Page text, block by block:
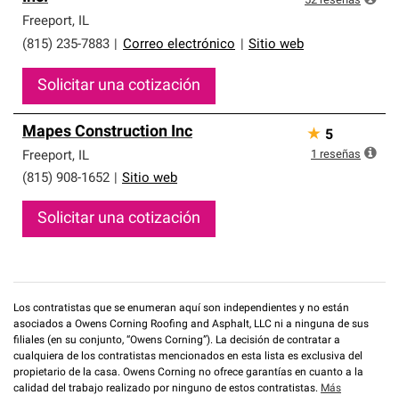
de profesionalismo y confiabilidad.
Freeport, IL
(815) 235-7883
Correo electrónico Sitio web
Solicitar una cotización
Mapes Construction Inc
Freeport, IL
(815) 908-1652
Sitio web
Solicitar una cotización
★ 5
1 reseñas
Los contratistas que se enumeran aquí son independientes y no están
asociados a Owens Corning Roofing and Asphalt, LLC ni a ninguna de sus
filiales (en su conjunto, “Owens Corning”). La decisión de contratar a
cualquiera de los contratistas mencionados en esta lista es exclusiva del
propietario de la casa. Owens Corning no ofrece garantías en cuanto a la
calidad del trabajo realizado por ninguno de estos contratistas. Más